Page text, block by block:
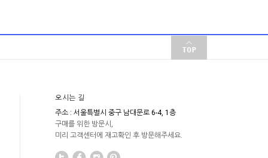
오시는 길
주소 : 서울특별시 중구 남대문로 6-4, 1층
구매를 위한 방문시,
미리 고객센터에 재고확인 후 방문해주세요.